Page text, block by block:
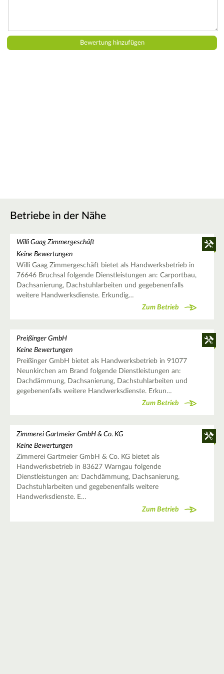
Betriebe in der Nähe
Willi Gaag Zimmergeschäft
Keine Bewertungen
Willi Gaag Zimmergeschäft bietet als Handwerksbetrieb in
76646 Bruchsal folgende Dienstleistungen an: Carportbau,
Dachsanierung, Dachstuhlarbeiten und gegebenenfalls
weitere Handwerksdienste. Erkundig…
Zum Betrieb
Preißinger GmbH
Keine Bewertungen
Preißinger GmbH bietet als Handwerksbetrieb in 91077
Neunkirchen am Brand folgende Dienstleistungen an:
Dachdämmung, Dachsanierung, Dachstuhlarbeiten und
gegebenenfalls weitere Handwerksdienste. Erkun…
Zum Betrieb
Zimmerei Gartmeier GmbH & Co. KG
Keine Bewertungen
Zimmerei Gartmeier GmbH & Co. KG bietet als
Handwerksbetrieb in 83627 Warngau folgende
Dienstleistungen an: Dachdämmung, Dachsanierung,
Dachstuhlarbeiten und gegebenenfalls weitere
Handwerksdienste. E…
Zum Betrieb